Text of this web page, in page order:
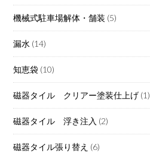
機械式駐車場解体・舗装 (5)
漏水 (14)
知恵袋 (10)
磁器タイル クリアー塗装仕上げ (1)
磁器タイル 浮き注入 (2)
磁器タイル張り替え (6)